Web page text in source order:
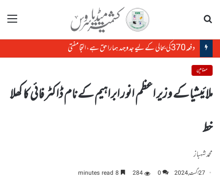
مینو
دفعہ370کی بحالی کے لیے جدوجہد ہمارا حق ہے، التجا مفتی
مضامین
ملائیشیا کے وزیر اعظم انور ابراہیم کے نام ڈاکٹر فائی کا کھلا
خط
محمد شہباز
27 اگست, 2024 0
284